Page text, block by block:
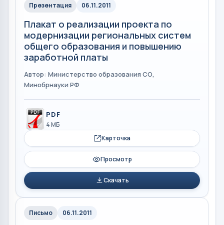
Презентация 06.11.2011
Плакат о реализации проекта по
модернизации региональных систем
общего образования и повышению
заработной платы
Автор: Министерство образования СО,
Минобрнауки РФ
PDF
4 МБ
Карточка
Просмотр
Скачать
Письмо 06.11.2011